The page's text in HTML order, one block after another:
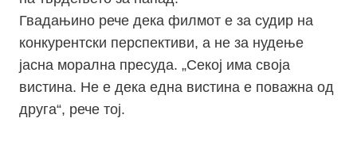
Гвадањино рече дека филмот е за судир на
конкурентски перспективи, а не за нудење
јасна морална пресуда. „Секој има своја
вистина. Не е дека една вистина е поважна од
друга“, рече тој.